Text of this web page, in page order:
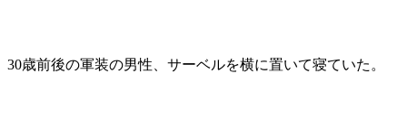
30歳前後の軍装の男性、サーベルを横に置いて寝ていた。